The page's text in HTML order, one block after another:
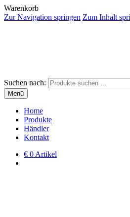
Warenkorb
Zur Navigation springen Zum Inhalt
Suchen nach:
Menü
Home
Produkte
Händler
Kontakt
€ 0 Artikel